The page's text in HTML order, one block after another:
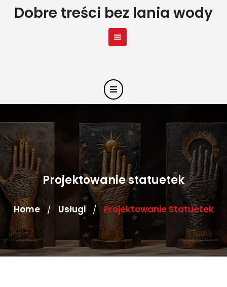
SkipDobre treści bez lania wody
Projektowanie statuetek
Home / Usługi / Projektowanie Statuetek